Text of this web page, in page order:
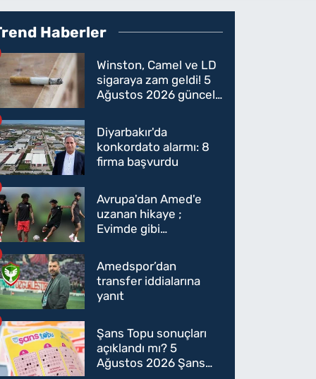
Haberler
Winston, Camel ve LD
sigaraya zam geldi! 5
Ağustos 2026 güncel
oldu
Diyarbakır'da
konkordato alarmı: 8
firma başvurdu
Avrupa'dan Amed'e
uzanan hikaye ;
Evimde gibi
Amedspor’dan
transfer iddialarına
yanıt
Şans Topu sonuçları
açıklandı mı? 5
Ağustos 2026 Şans